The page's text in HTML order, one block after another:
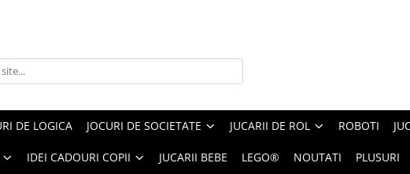
DE LOGICA JOCURI DE SOCIETATE JUCARII DE ROL ROBOTI
IDEI CADOURI COPII JUCARII BEBE LEGO® NOUTATI PLUSURI